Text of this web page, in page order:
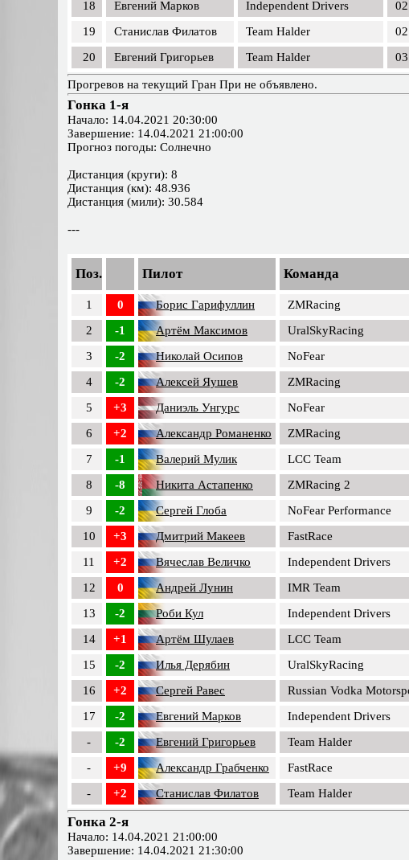
18
Евгений Марков Independent Drivers
19
Станислав Филатов Team Halder
20
Евгений Григорьев Team Halder
Прогревов на текущий Гран При не объявлено.
Гонка 1-я
Начало: 14.04.2021 20:30:00
Завершение: 14.04.2021 21:00:00
Прогноз погоды: Солнечно
Дистанция (круги): 8
Дистанция (км): 48.936
Дистанция (мили): 30.584
---
Поз. Пилот Команда
1 0 Борис Гарифуллин ZMRacing
2
-1 Артём Максимов UralSkyRacing
3
-2 Николай Осипов NoFear
4
-2 Алексей Яушев ZMRacing
5
+3 Даниэль Унгурс NoFear
6
+2 Александр Романенко ZMRacing
7
-1 Валерий Мулик LCC Team
8
-8 Никита Астапенко ZMRacing 2
9
-2 Сергей Глоба NoFear Performance
10
+3 Дмитрий Макеев FastRace
11
+2 Вячеслав Величко Independent Drivers
12
0 Андрей Лунин IMR Team
13
-2 Роби Кул Independent Drivers
14
+1 Артём Шулаев LCC Team
15
-2 Илья Дерябин UralSkyRacing
16
+2 Сергей Равес Russian Vodka
17
-2 Евгений Марков Independent Drivers
-
-2 Евгений Григорьев Team Halder
-
+9 Александр Грабченко FastRace
-
+2 Станислав Филатов Team Halder
Гонка 2-я
Начало: 14.04.2021 21:00:00
Завершение: 14.04.2021 21:30:00